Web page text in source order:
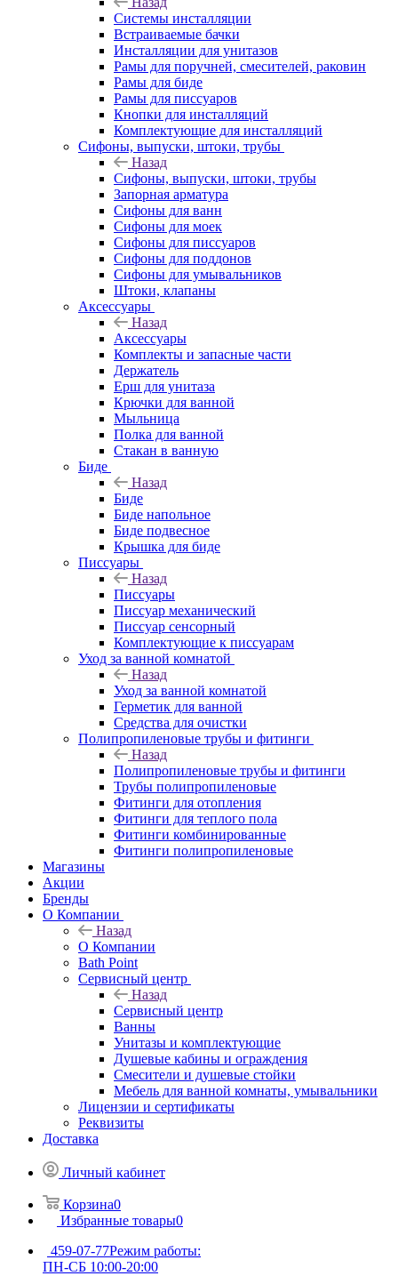
Системы инсталляции
Встраиваемые бачки
Инсталляции для унитазов
Рамы для поручней, смесителей, раковин
Рамы для биде
Рамы для писсуаров
Кнопки для инсталляций
Комплектующие для инсталляций
Сифоны, выпуски, штоки, трубы
Назад
Сифоны, выпуски, штоки, трубы
Запорная арматура
Сифоны для ванн
Сифоны для моек
Сифоны для писсуаров
Сифоны для поддонов
Сифоны для умывальников
Штоки, клапаны
Аксессуары
Назад
Аксессуары
Комплекты и запасные части
Держатель
Ерш для унитаза
Крючки для ванной
Мыльница
Полка для ванной
Стакан в ванную
Биде
Назад
Биде
Биде напольное
Биде подвесное
Крышка для биде
Писсуары
Назад
Писсуары
Писсуар механический
Писсуар сенсорный
Комплектующие к писсуарам
Уход за ванной комнатой
Назад
Уход за ванной комнатой
Герметик для ванной
Средства для очистки
Полипропиленовые трубы и фитинги
Назад
Полипропиленовые трубы и фитинги
Трубы полипропиленовые
Фитинги для отопления
Фитинги для теплого пола
Фитинги комбинированные
Фитинги полипропиленовые
Магазины
Акции
Бренды
О Компании
Назад
О Компании
Bath Point
Сервисный центр
Назад
Сервисный центр
Ванны
Унитазы и комплектующие
Душевые кабины и ограждения
Смесители и душевые стойки
Мебель для ванной комнаты, умывальники
Лицензии и сертификаты
Реквизиты
Доставка
Личный кабинет
Корзина0
Избранные товары0
459-07-77Режим работы:
ПН-СБ 10:00-20:00